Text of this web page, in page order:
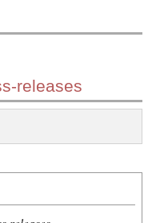
releases